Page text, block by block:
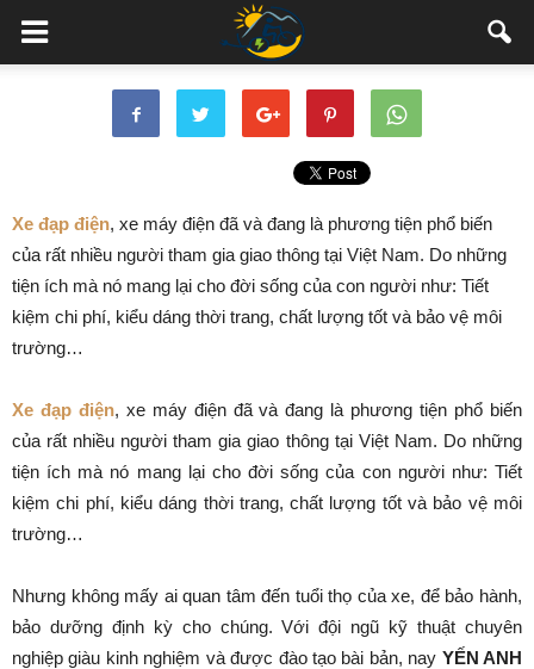
Xe đạp điện, xe máy điện đã và đang là phương tiện phổ biến
của rất nhiều người tham gia giao thông tại Việt Nam. Do những
tiện ích mà nó mang lại cho đời sống của con người như: Tiết
kiệm chi phí, kiểu dáng thời trang, chất lượng tốt và bảo vệ môi
trường…
Xe đạp điện, xe máy điện đã và đang là phương tiện phổ biến
của rất nhiều người tham gia giao thông tại Việt Nam. Do những
tiện ích mà nó mang lại cho đời sống của con người như: Tiết
kiệm chi phí, kiểu dáng thời trang, chất lượng tốt và bảo vệ môi
trường…
Nhưng không mấy ai quan tâm đến tuổi thọ của xe, để bảo hành,
bảo dưỡng định kỳ cho chúng. Với đội ngũ kỹ thuật chuyên
nghiệp giàu kinh nghiệm và được đào tạo bài bản, nay YẾN ANH